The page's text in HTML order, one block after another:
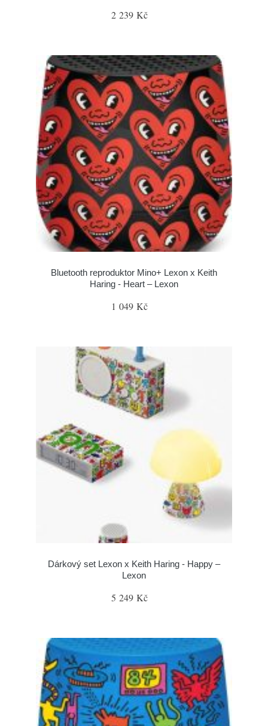
2 239 Kč
Bluetooth reproduktor Mino+ Lexon x Keith
Haring - Heart – Lexon
1 049 Kč
Dárkový set Lexon x Keith Haring - Happy –
Lexon
5 249 Kč